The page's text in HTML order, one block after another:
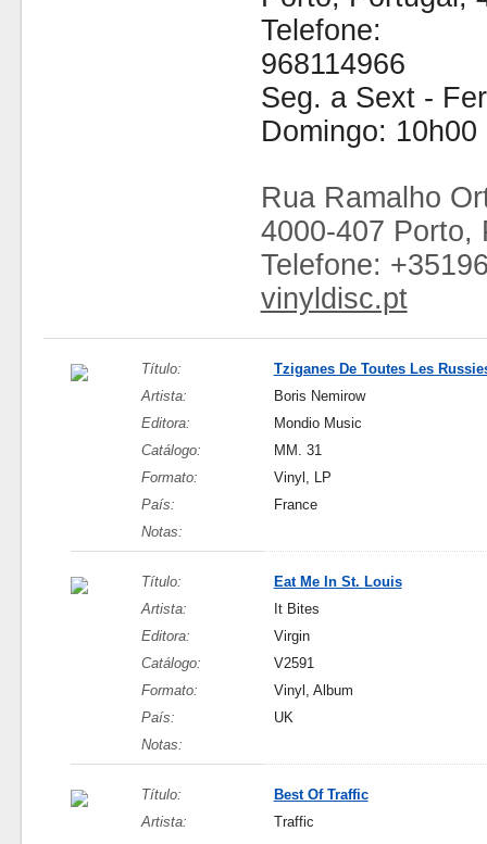
Telefone:
968114966
Seg. a Sext -
Domingo: 10h00
Rua Ramalho
4000-407 Porto,
Telefone:
vinyldisc.pt
Título:
Tziganes De Toutes Les
Artista:
Boris Nemirow
Editora:
Mondio Music
Catálogo:
MM. 31
Formato:
Vinyl, LP
País:
France
Notas:
Título:
Eat Me In St. Louis
Artista:
It Bites
Editora:
Virgin
Catálogo:
V2591
Formato:
Vinyl, Album
País:
UK
Notas:
Título:
Best Of Traffic
Artista:
Traffic